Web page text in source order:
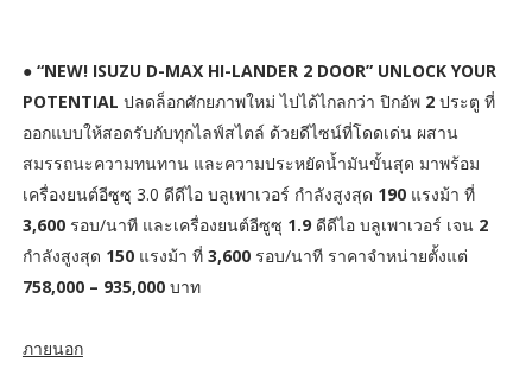
● “NEW! ISUZU D-MAX HI-LANDER 2 DOOR” UNLOCK YOUR
POTENTIAL ปลดล็อกศักยภาพใหม่ ไปได้ไกลกว่า ปิกอัพ 2ประตู ที่
ออกแบบให้สอดรับกับทุกไลฟ์สไตล์ ด้วยดีไซน์ที่โดดเด่น ผสาน
สมรรถนะความทนทาน และความประหยัดน้ำมันขั้นสุด มาพร้อม
เครื่องยนต์อีซูซุ 3.0 ดีดีไอ บลูเพาเวอร์ กำลังสูงสุด 190แรงม้า ที่
3,600รอบ/นาที และเครื่องยนต์อีซูซุ 1.9ดีดีไอ บลูเพาเวอร์ เจน2
กำลังสูงสุด 150แรงม้า ที่ 3,600รอบ/นาที ราคาจำหน่ายตั้งแต่
758,000 – 935,000 บาท
ภายนอก